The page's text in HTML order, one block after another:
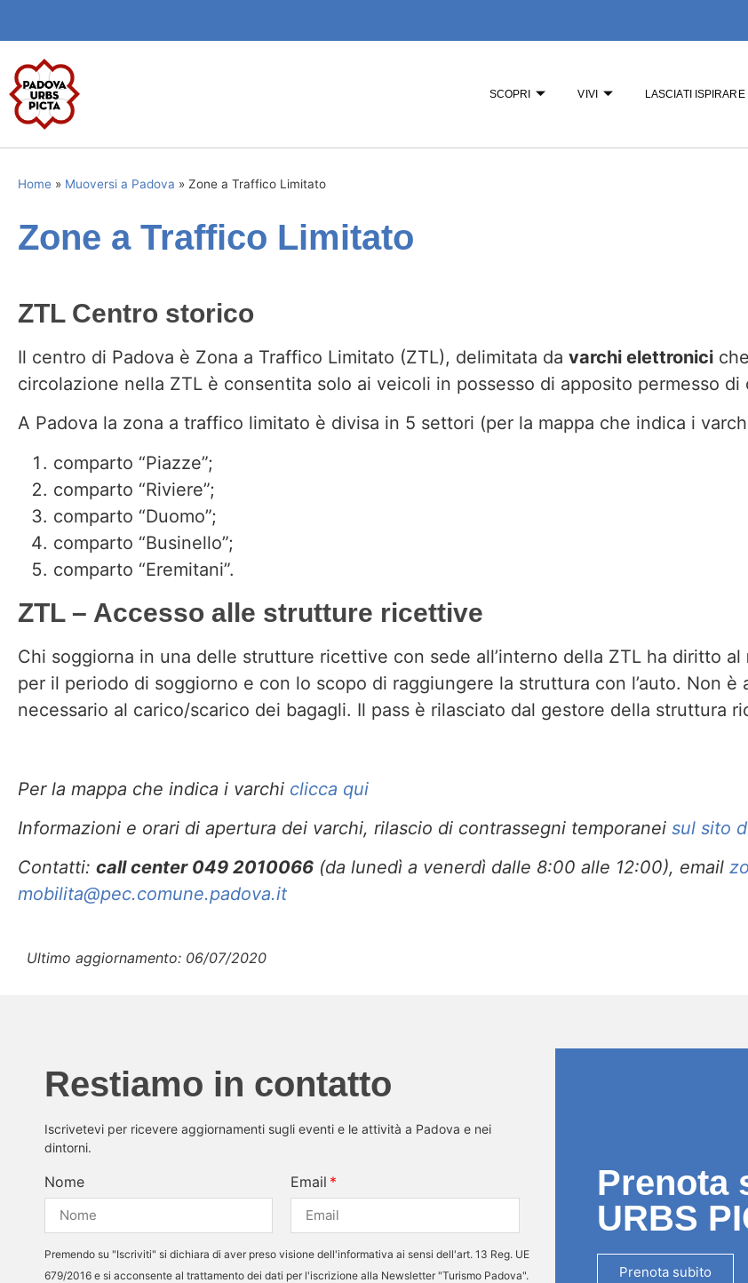
SCOPRI VIVI LASCIATI ISPIRARE
Home » Muoversi a Padova » Zone a Traffico Limitato
Zone a Traffico Limitato
ZTL Centro storico
Il centro di Padova è Zona a Traffico Limitato (ZTL), delimitata da varchi elettronici
circolazione nella ZTL è consentita solo ai veicoli in possesso di apposito permesso di
A Padova la zona a traffico limitato è divisa in 5 settori (per la mappa che indica i
comparto “Piazze”;
comparto “Riviere”;
comparto “Duomo”;
comparto “Businello”;
comparto “Eremitani”.
ZTL – Accesso alle strutture ricettive
Chi soggiorna in una delle strutture ricettive con sede all’interno della ZTL ha diritto al
per il periodo di soggiorno e con lo scopo di raggiungere la struttura con l’auto. Non
necessario al carico/scarico dei bagagli. Il pass è rilasciato dal gestore della struttura
Per la mappa che indica i varchi clicca qui
Informazioni e orari di apertura dei varchi, rilascio di contrassegni temporanei sul sito
Contatti: call center 049 2010066 (da lunedì a venerdì dalle 8:00 alle 12:00), email
mobilita@pec.comune.padova.it
Ultimo aggiornamento: 06/07/2020
Restiamo in contatto
Iscrivetevi per ricevere aggiornamenti sugli eventi e le attività a Padova e nei
dintorni.
Nome Email
Premendo su "Iscriviti" si dichiara di aver preso visione dell'informativa ai sensi dell'art. 13 Reg. UE
679/2016 e si acconsente al trattamento dei dati per l'iscrizione alla Newsletter "Turismo Padova".
Prenota
URBS
Prenota subito